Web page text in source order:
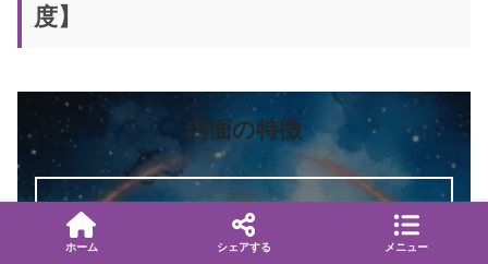
度】
内面の特徴
誰よりも価値観が合う。
ホーム シェアする メニュー